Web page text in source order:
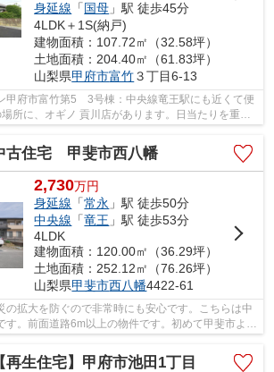
身延線 「国母 」駅 徒歩45分
4LDK＋1S(納戸)
建物面積：107.72㎡（32.58坪）
土地面積：204.40㎡（61.83坪）
山梨県甲府市富竹３丁目6-13
甲府市富竹第5 3号棟：中央線竜王駅にも近くて便
所に、オギノ 貢川店があります。日当たりを重視
古住宅 甲斐市西八幡
2,730万円
身延線 「常永 」駅 徒歩50分
中央線 「竜王 」駅 徒歩53分
4LDK
建物面積：120.00㎡（36.29坪）
土地面積：252.12㎡（76.26坪）
山梨県甲斐市西八幡4422-61
の拡大を防ぐので非常時にも安心です。こちらは中
す。前面道路6m以上の物件です。初めて甲斐市より
方も、地域に特化した当社...
【再生住宅】甲府市池田1丁目